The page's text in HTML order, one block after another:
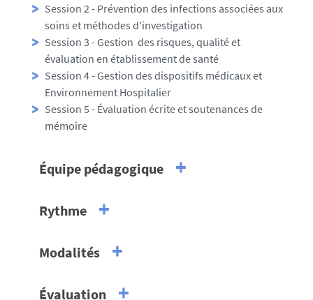
Session 2 - Prévention des infections associées aux
soins et méthodes d'investigation
Session 3 - Gestion des risques, qualité et
évaluation en établissement de santé
Session 4 - Gestion des dispositifs médicaux et
Environnement Hospitalier
Session 5 - Évaluation écrite et soutenances de
mémoire
Équipe pédagogique
Pr Stéphane CORVEC
Hospitalier en bactériologie,
Rythme
professionnelle
Modalités
Évaluation